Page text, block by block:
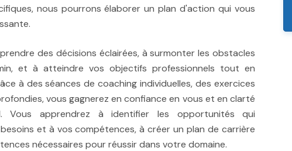
nous pourrons élaborer un plan d'action qui vous
des décisions éclairées, à surmonter les obstacles
et à atteindre vos objectifs professionnels tout en
à des séances de coaching individuelles, des exercices
vous gagnerez en confiance en vous et en clarté
Vous apprendrez à identifier les opportunités qui
et à vos compétences, à créer un plan de carrière
nécessaires pour réussir dans votre domaine.